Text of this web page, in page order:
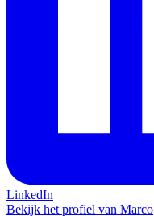
LinkedIn
Bekijk het profiel van Marco